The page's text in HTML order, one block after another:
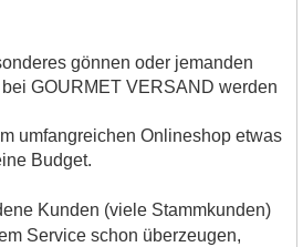
gönnen oder jemanden
GOURMET VERSAND werden
umfangreichen Onlineshop etwas
Budget.
Kunden (viele Stammkunden)
Service schon überzeugen,